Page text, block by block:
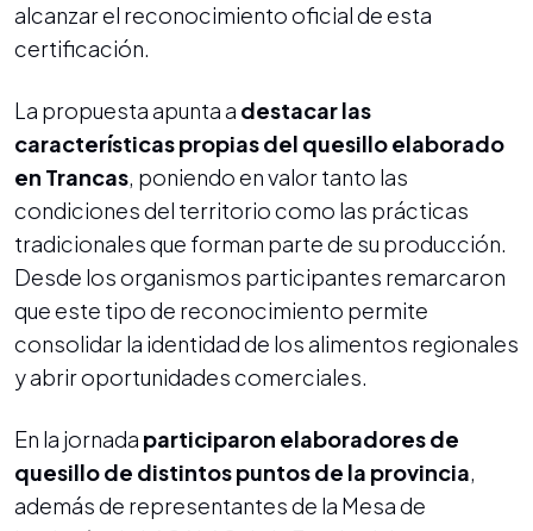
alcanzar el reconocimiento oficial de esta
certificación.
La propuesta apunta a destacar las
características propias del quesillo elaborado
en Trancas, poniendo en valor tanto las
condiciones del territorio como las prácticas
tradicionales que forman parte de su producción.
Desde los organismos participantes remarcaron
que este tipo de reconocimiento permite
consolidar la identidad de los alimentos regionales
y abrir oportunidades comerciales.
En la jornada participaron elaboradores de
quesillo de distintos puntos de la provincia,
además de representantes de la Mesa de